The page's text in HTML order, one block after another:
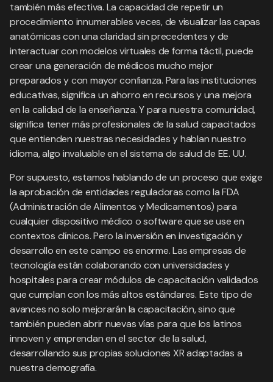
también más efectiva. La capacidad de repetir un
procedimiento innumerables veces, de visualizar las capas
anatómicas con una claridad sin precedentes y de
interactuar con modelos virtuales de forma táctil, puede
crear una generación de médicos mucho mejor
preparados y con mayor confianza. Para las instituciones
educativas, significa un ahorro en recursos y una mejora
en la calidad de la enseñanza. Y para nuestra comunidad,
significa tener más profesionales de la salud capacitados
que entienden nuestras necesidades y hablan nuestro
idioma, algo invaluable en el sistema de salud de EE. UU.
Por supuesto, estamos hablando de un proceso que exige
la aprobación de entidades reguladoras como la FDA
(Administración de Alimentos y Medicamentos) para
cualquier dispositivo médico o software que se use en
contextos clínicos. Pero la inversión en investigación y
desarrollo en este campo es enorme. Las empresas de
tecnología están colaborando con universidades y
hospitales para crear módulos de capacitación validados
que cumplan con los más altos estándares. Este tipo de
avances no solo mejorarán la capacitación, sino que
también pueden abrir nuevas vías para que los latinos
innoven y emprendan en el sector de la salud,
desarrollando sus propias soluciones XR adaptadas a
nuestra demografía.